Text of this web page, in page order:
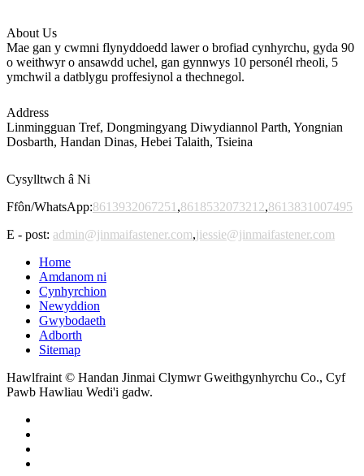
About Us
Mae gan y cwmni flynyddoedd lawer o brofiad cynhyrchu, gyda 90
o weithwyr o ansawdd uchel, gan gynnwys 10 personél rheoli, 5
ymchwil a datblygu proffesiynol a thechnegol.
Address
Linmingguan Tref, Dongmingyang Diwydiannol Parth, Yongnian
Dosbarth, Handan Dinas, Hebei Talaith, Tsieina
Cysylltwch â Ni
Ffôn/WhatsApp:8613932067251 ,8618532073212,8613831007495
E - post: admin@jinmaifastener.com,jiessie@jinmaifastener.com
Home
Amdanom ni
Cynhyrchion
Newyddion
Gwybodaeth
Adborth
Sitemap
Hawlfraint © Handan Jinmai Clymwr Gweithgynhyrchu Co., Cyf
Pawb Hawliau Wedi'i gadw.